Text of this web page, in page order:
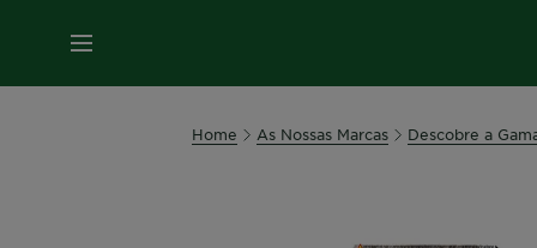
MENU
Home As Nossas Marcas Descobre a